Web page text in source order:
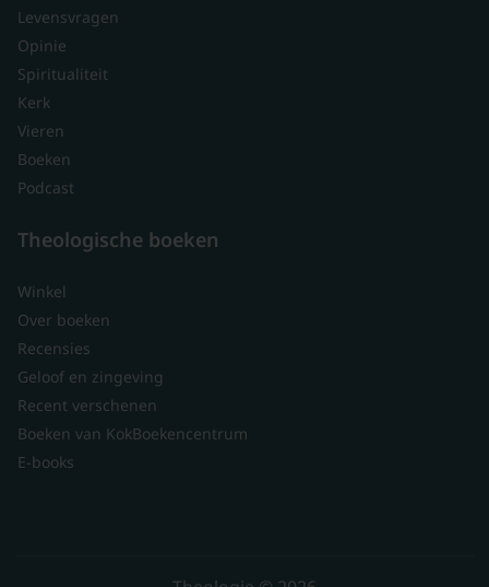
Levensvragen
Opinie
Spiritualiteit
Kerk
Vieren
Boeken
Podcast
Theologische boeken
Winkel
Over boeken
Recensies
Geloof en zingeving
Recent verschenen
Boeken van KokBoekencentrum
E-books